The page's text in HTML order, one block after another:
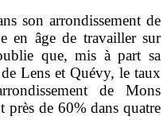
son arrondissement de
en âge de travailler sur
que, mis à part sa
Lens et Quévy, le taux
de Mons
près de 60% dans quatre